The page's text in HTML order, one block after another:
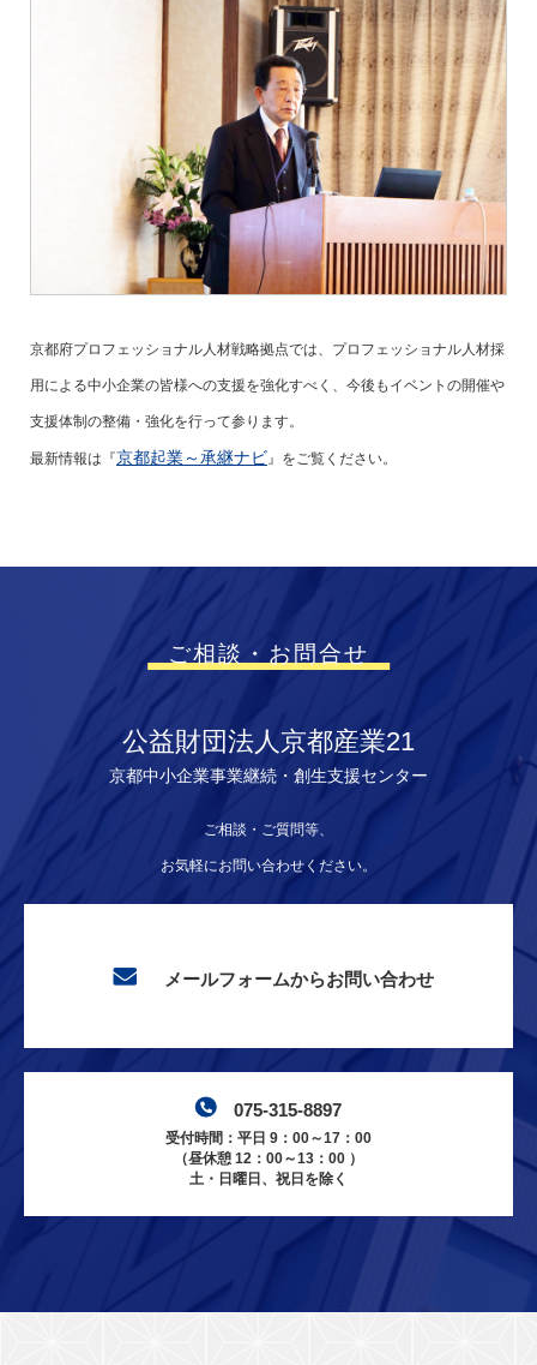
京都府プロフェッショナル人材戦略拠点では、プロフェッショナル人材採
用による中小企業の皆様への支援を強化すべく、今後もイベントの開催や
支援体制の整備・強化を行って参ります。
最新情報は『京都起業～承継ナビ』をご覧ください。
ご相談・お問合せ
公益財団法人京都産業21
京都中小企業事業継続・創生支援センター
ご相談・ご質問等、
お気軽にお問い合わせください。
メールフォームからお問い合わせ
075-315-8897
受付時間：平日 9：00～17：00
（昼休憩 12：00～13：00 ）
土・日曜日、祝日を除く